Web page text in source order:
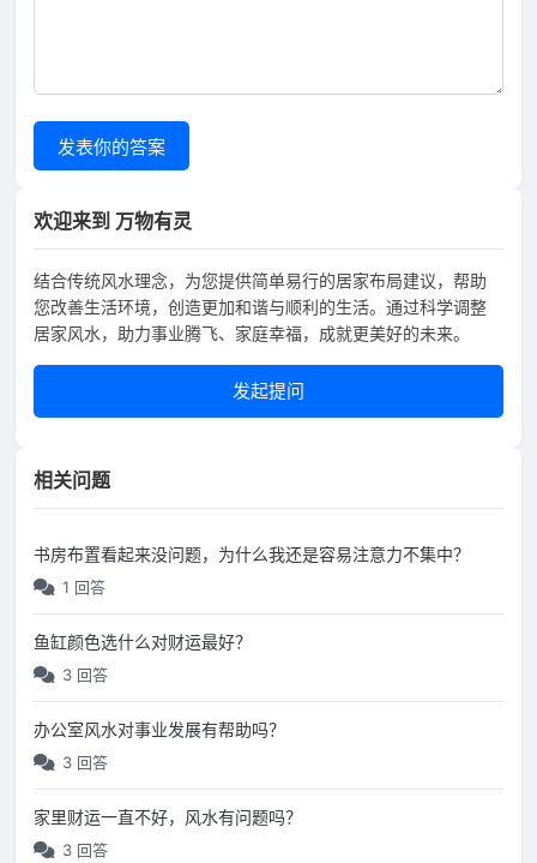
发表你的答案
欢迎来到 万物有灵
结合传统风水理念，为您提供简单易行的居家布局建议，帮助
您改善生活环境，创造更加和谐与顺利的生活。通过科学调整
居家风水，助力事业腾飞、家庭幸福，成就更美好的未来。
发起提问
相关问题
书房布置看起来没问题，为什么我还是容易注意力不集中？
1 回答
鱼缸颜色选什么对财运最好？
3 回答
办公室风水对事业发展有帮助吗？
3 回答
家里财运一直不好，风水有问题吗？
3 回答